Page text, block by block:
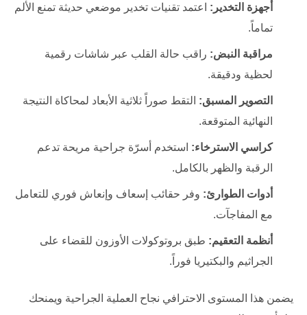
أجهزة التخدير: اعتمد تقنيات تخدير موضعي حديثة تمنع الألم
تماماً.
مراقبة النبض: راقب حالة القلب عبر شاشات رقمية
لحظية ودقيقة.
التصوير المسبق: التقط صوراً ثلاثية الأبعاد لمحاكاة النتيجة
النهائية المتوقعة.
كراسي الاسترخاء: استخدم أسرّة جراحية مريحة تدعم
الرقبة والظهر بالكامل.
أدوات الطوارئ: وفر حقائب إسعاف وإنعاش فوري للتعامل
مع المفاجآت.
أنظمة التعقيم: طبق بروتوكولات الأوزون للقضاء على
الجراثيم والبكتيريا فوراً.
يضمن هذا المستوى الاحترافي نجاح العملية الجراحية ويمنحك